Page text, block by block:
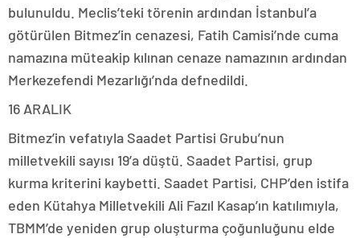
bulunuldu. Meclis’teki törenin ardından İstanbul’a
götürülen Bitmez’in cenazesi, Fatih Camisi’nde cuma
namazına müteakip kılınan cenaze namazının ardından
Merkezefendi Mezarlığı’nda defnedildi.
16 ARALIK
Bitmez’in vefatıyla Saadet Partisi Grubu’nun
milletvekili sayısı 19’a düştü. Saadet Partisi, grup
kurma kriterini kaybetti. Saadet Partisi, CHP’den istifa
eden Kütahya Milletvekili Ali Fazıl Kasap’ın katılımıyla,
TBMM’de yeniden grup oluşturma çoğunluğunu elde